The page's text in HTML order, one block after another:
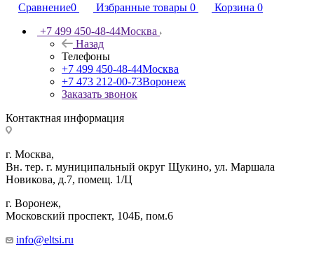
Сравнение0 Избранные товары 0 Корзина 0
+7 499 450-48-44Москва
Назад
Телефоны
+7 499 450-48-44Москва
+7 473 212-00-73Воронеж
Заказать звонок
Контактная информация
г. Москва,
Вн. тер. г. муниципальный округ Щукино, ул. Маршала
Новикова, д.7, помещ. 1/Ц
г. Воронеж,
​Московский проспект, 104Б, пом.6
info@eltsi.ru